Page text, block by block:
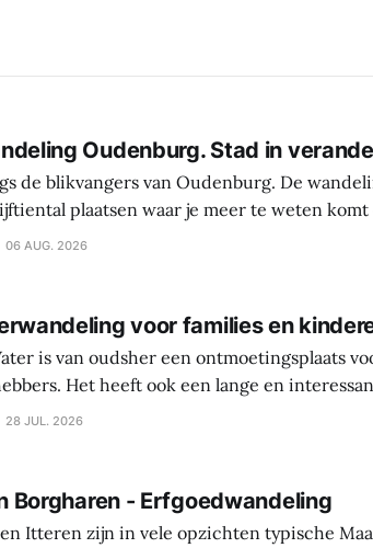
Oudenburg. Stad in
de blikvangers van Oudenburg. De
plaatsen waar je meer te weten komt
weetjes en toekomstplannen van de
06 AUG. 2026
voor families en
is van oudsher een ontmoetingsplaats
Het heeft ook een lange en
sporen gevonden van bewoning en
28 JUL. 2026
Borgharen - Erfgoedwandeling
Itteren zijn in vele opzichten typische